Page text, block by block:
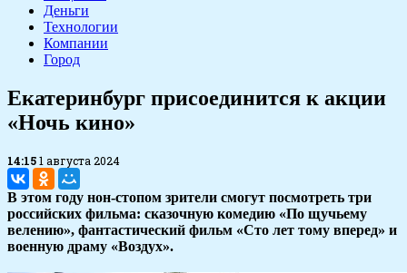
Деньги
Технологии
Компании
Город
​Екатеринбург присоединится к акции
«Ночь кино»
14:151 августа 2024
В этом году нон-стопом зрители смогут посмотреть три
российских фильма: сказочную комедию «По щучьему
велению», фантастический фильм «Сто лет тому вперед» и
военную драму «Воздух».